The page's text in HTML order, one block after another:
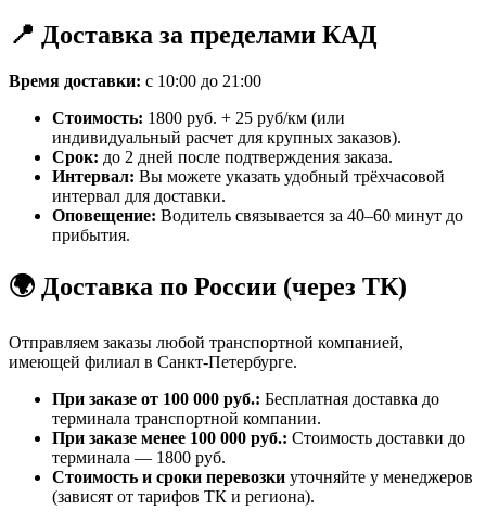
📍 Доставка за пределами КАД
Время доставки: с 10:00 до 21:00
Стоимость: 1800 руб. + 25 руб/км (или
индивидуальный расчет для крупных заказов).
Срок: до 2 дней после подтверждения заказа.
Интервал: Вы можете указать удобный трёхчасовой
интервал для доставки.
Оповещение: Водитель связывается за 40–60 минут до
прибытия.
🌍 Доставка по России (через ТК)
Отправляем заказы любой транспортной компанией,
имеющей филиал в Санкт-Петербурге.
При заказе от 100 000 руб.: Бесплатная доставка до
терминала транспортной компании.
При заказе менее 100 000 руб.: Стоимость доставки до
терминала — 1800 руб.
Стоимость и сроки перевозки уточняйте у менеджеров
(зависят от тарифов ТК и региона).